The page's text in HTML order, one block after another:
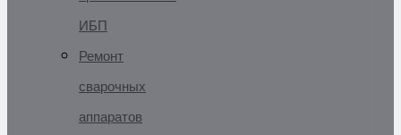
ИБП
Ремонт
сварочных
аппаратов